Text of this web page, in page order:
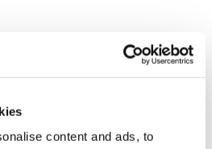
content and ads, to
PREZZI - MARZO 2022
D'INSTALLAZIONE